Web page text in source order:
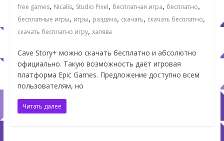
free games, Nicalis, Studio Pixel, бесплатная игра, бесплатно,
бесплатные игры, игры, раздача, скачать, скачать бесплатно,
скачать бесплатно игру, халява
Cave Story+ можно скачать бесплатно и абсолютно
официально. Такую возможность даёт игровая
платформа Epic Games. Предложение доступно всем
пользователям, но
Читать далее